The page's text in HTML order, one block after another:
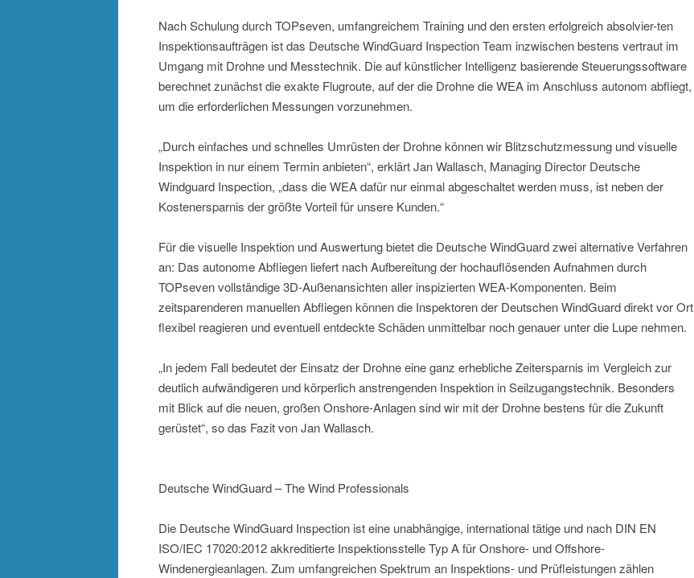
Nach Schulung durch TOPseven, umfangreichem Training und den ersten erfolgreich absolvier-ten
Inspektionsaufträgen ist das Deutsche WindGuard Inspection Team inzwischen bestens vertraut im
Umgang mit Drohne und Messtechnik. Die auf künstlicher Intelligenz basierende Steuerungssoftware
berechnet zunächst die exakte Flugroute, auf der die Drohne die WEA im Anschluss autonom abfliegt,
um die erforderlichen Messungen vorzunehmen.
„Durch einfaches und schnelles Umrüsten der Drohne können wir Blitzschutzmessung und visuelle
Inspektion in nur einem Termin anbieten“, erklärt Jan Wallasch, Managing Director Deutsche
Windguard Inspection, „dass die WEA dafür nur einmal abgeschaltet werden muss, ist neben der
Kostenersparnis der größte Vorteil für unsere Kunden.“
Für die visuelle Inspektion und Auswertung bietet die Deutsche WindGuard zwei alternative Verfahren
an: Das autonome Abfliegen liefert nach Aufbereitung der hochauflösenden Aufnahmen durch
TOPseven vollständige 3D-Außenansichten aller inspizierten WEA-Komponenten. Beim
zeitsparenderen manuellen Abfliegen können die Inspektoren der Deutschen WindGuard direkt vor Ort
flexibel reagieren und eventuell entdeckte Schäden unmittelbar noch genauer unter die Lupe nehmen.
„In jedem Fall bedeutet der Einsatz der Drohne eine ganz erhebliche Zeitersparnis im Vergleich zur
deutlich aufwändigeren und körperlich anstrengenden Inspektion in Seilzugangstechnik. Besonders
mit Blick auf die neuen, großen Onshore-Anlagen sind wir mit der Drohne bestens für die Zukunft
gerüstet“, so das Fazit von Jan Wallasch.
Deutsche WindGuard – The Wind Professionals
Die Deutsche WindGuard Inspection ist eine unabhängige, international tätige und nach DIN EN
ISO/IEC 17020:2012 akkreditierte Inspektionsstelle Typ A für Onshore- und Offshore-
Windenergieanlagen. Zum umfangreichen Spektrum an Inspektions- und Prüfleistungen zählen